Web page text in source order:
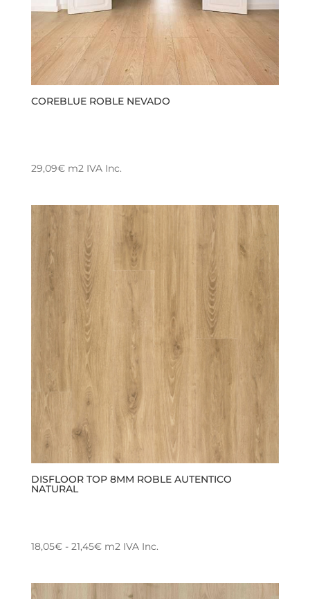
COREBLUE ROBLE NEVADO
29,09€m2 IVA Inc.
DISFLOOR TOP 8MM ROBLE AUTENTICO
NATURAL
18,05€ - 21,45€Rango
desde
m2 IVA Inc.
tiene